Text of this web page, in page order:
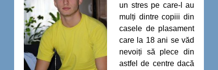
un stres pe care-l au
mulți dintre copiii din
casele de plasament
care la 18 ani se văd
nevoiți să plece din
astfel de centre dacă